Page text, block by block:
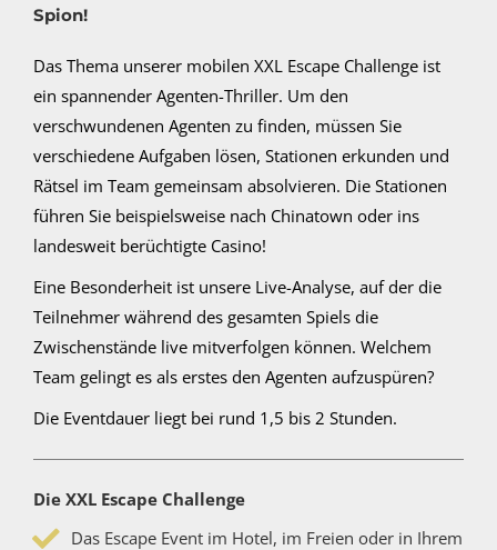
Spion!
Das Thema unserer mobilen XXL Escape Challenge ist
ein spannender Agenten-Thriller. Um den
verschwundenen Agenten zu finden, müssen Sie
verschiedene Aufgaben lösen, Stationen erkunden und
Rätsel im Team gemeinsam absolvieren. Die Stationen
führen Sie beispielsweise nach Chinatown oder ins
landesweit berüchtigte Casino!
Eine Besonderheit ist unsere Live-Analyse, auf der die
Teilnehmer während des gesamten Spiels die
Zwischenstände live mitverfolgen können. Welchem
Team gelingt es als erstes den Agenten aufzuspüren?
Die Eventdauer liegt bei rund 1,5 bis 2 Stunden.
Die XXL Escape Challenge
Das Escape Event im Hotel, im Freien oder in Ihrem